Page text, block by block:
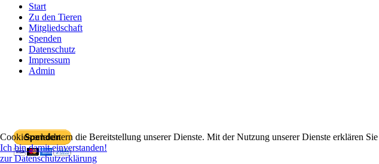
Start
Zu den Tieren
Mitgliedschaft
Spenden
Datenschutz
Impressum
Admin
Cookies erleichtern die Bereitstellung unserer Dienste. Mit der Nutzung unserer Dienste erklären
Ich bin damit einverstanden!
zur Datenschutzerklärung